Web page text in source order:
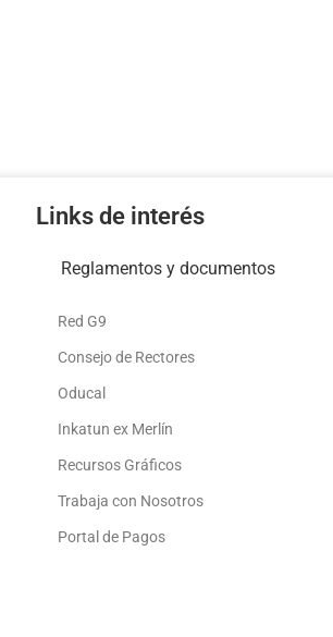
Links de interés
Reglamentos y documentos
Red G9
Consejo de Rectores
Oducal
Inkatun ex Merlín
Recursos Gráficos
Trabaja con Nosotros
Portal de Pagos